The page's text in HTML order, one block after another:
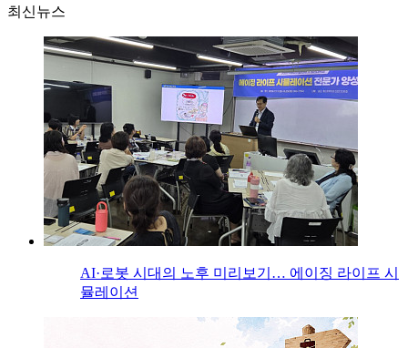
최신뉴스
AI·로봇 시대의 노후 미리보기… 에이징 라이프 시
뮬레이션